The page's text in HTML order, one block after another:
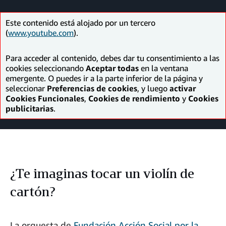
electrónico
Este contenido está alojado por un tercero
(www.youtube.com).
Para acceder al contenido, debes dar tu consentimiento a las
cookies seleccionando Aceptar todas en la ventana
emergente. O puedes ir a la parte inferior de la página y
seleccionar Preferencias de cookies, y luego activar
Cookies Funcionales, Cookies de rendimiento y Cookies
publicitarias.
¿Te imaginas tocar un violín de
cartón?